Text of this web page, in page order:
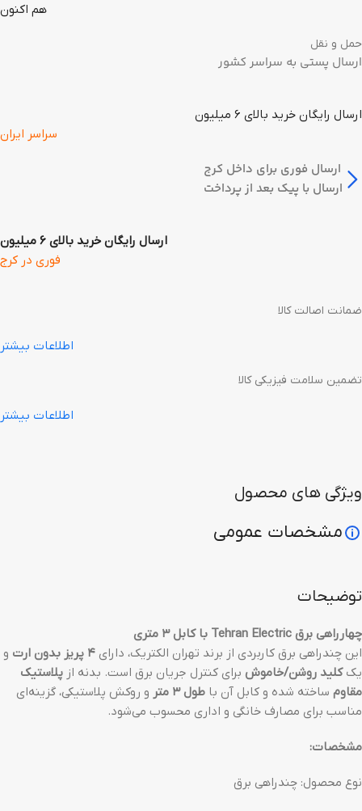
هم اکنون
حمل و نقل
ارسال پستی به سراسر کشور
ارسال رایگان خرید بالای 6 میلیون
سراسر ایران
ارسال فوری برای داخل کرج
ارسال با پیک بعد از پرداخت
ارسال رایگان خرید بالای 6 میلیون
فوری در کرج
ضمانت اصالت کالا
اطلاعات بیشتر
تضمین سلامت فیزیکی کالا
اطلاعات بیشتر
توضیحات
چهارراهی برق Tehran Electric با کابل ۳ متری
این چندراهی برق کاربردی از برند تهران الکتریک، دارای ۴ پریز بدون ارت
و
یککلید روشن/خاموش برای کنترل جریان برق است. بدنه از پلاستیک
مقاوم ساخته شده و کابل آن با طول ۳ متر
و روکش پلاستیکی، گزینه‌ای
مناسب برای مصارف خانگی و اداری محسوب می‌شود.
مشخصات:
نوع محصول: چندراهی برق
ویژگی های محصول
مشخصات عمومی